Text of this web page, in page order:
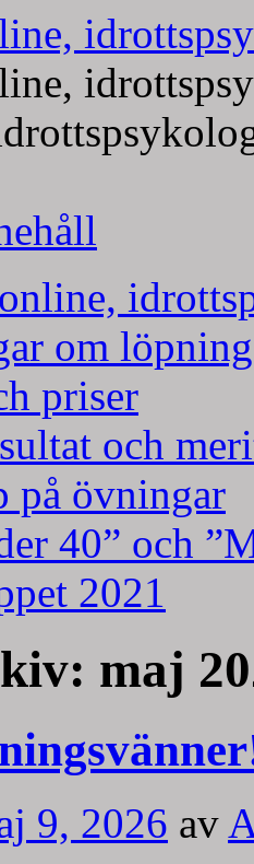
om
priser
och
på övningar
40” och
2021
maj
9, 2026 av